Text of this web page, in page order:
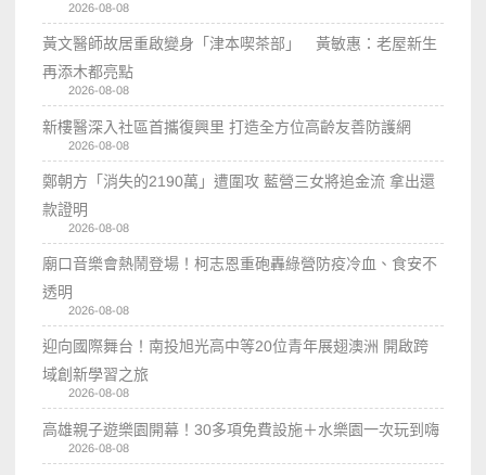
2026-08-08
黃文醫師故居重啟變身「津本喫茶部」 黃敏惠：老屋新生
再添木都亮點
2026-08-08
新樓醫深入社區首攜復興里 打造全方位高齡友善防護網
2026-08-08
鄭朝方「消失的2190萬」遭圍攻 藍營三女將追金流 拿出還
款證明
2026-08-08
廟口音樂會熱鬧登場！柯志恩重砲轟綠營防疫冷血、食安不
透明
2026-08-08
迎向國際舞台！南投旭光高中等20位青年展翅澳洲 開啟跨
域創新學習之旅
2026-08-08
高雄親子遊樂園開幕！30多項免費設施＋水樂園一次玩到嗨
2026-08-08